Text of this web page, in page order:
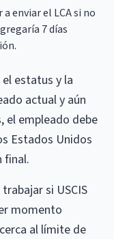
enviar el LCA si no
7 días
estatus y la
actual y aún
el empleado debe
Estados Unidos
final.
si USCIS
momento
al límite de